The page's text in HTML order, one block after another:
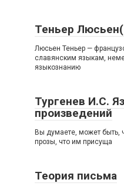
Теньер
Люсьен Теньер —
славянским языкам,
языкознанию
Тургенев И.С.
произведений
Вы думаете, может быть,
прозы, что им присуща
Теория письма